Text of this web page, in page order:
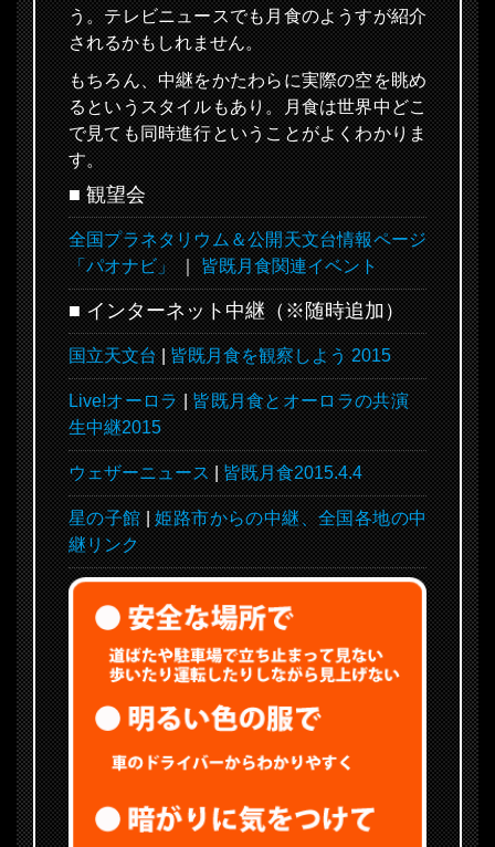
う。テレビニュースでも月食のようすが紹介
されるかもしれません。
もちろん、中継をかたわらに実際の空を眺め
るというスタイルもあり。月食は世界中どこ
で見ても同時進行ということがよくわかりま
す。
■ 観望会
全国プラネタリウム＆公開天文台情報ページ
「パオナビ」｜皆既月食関連イベント
■ インターネット中継（※随時追加）
国立天文台|皆既月食を観察しよう 2015
Live!オーロラ|皆既月食とオーロラの共演
生中継2015
ウェザーニュース|皆既月食2015.4.4
星の子館|姫路市からの中継、全国各地の中
継リンク